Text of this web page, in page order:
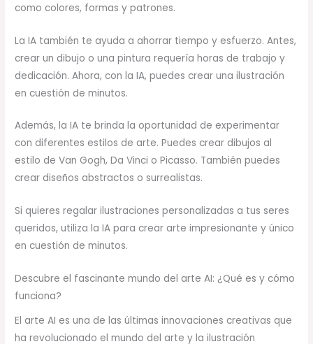
como colores, formas y patrones.
La IA también te ayuda a ahorrar tiempo y esfuerzo. Antes,
crear un dibujo o una pintura requería horas de trabajo y
dedicación. Ahora, con la IA, puedes crear una ilustración
en cuestión de minutos.
Además, la IA te brinda la oportunidad de experimentar
con diferentes estilos de arte. Puedes crear dibujos al
estilo de Van Gogh, Da Vinci o Picasso. También puedes
crear diseños abstractos o surrealistas.
Si quieres regalar ilustraciones personalizadas a tus seres
queridos, utiliza la IA para crear arte impresionante y único
en cuestión de minutos.
Descubre el fascinante mundo del arte AI: ¿Qué es y cómo
funciona?
El arte AI es una de las últimas innovaciones creativas que
ha revolucionado el mundo del arte y la ilustración